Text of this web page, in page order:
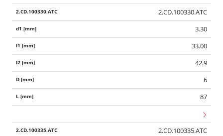
2.CD.100330.ATC
3.30
33.00
42.9
6
87
2.CD.100335.ATC